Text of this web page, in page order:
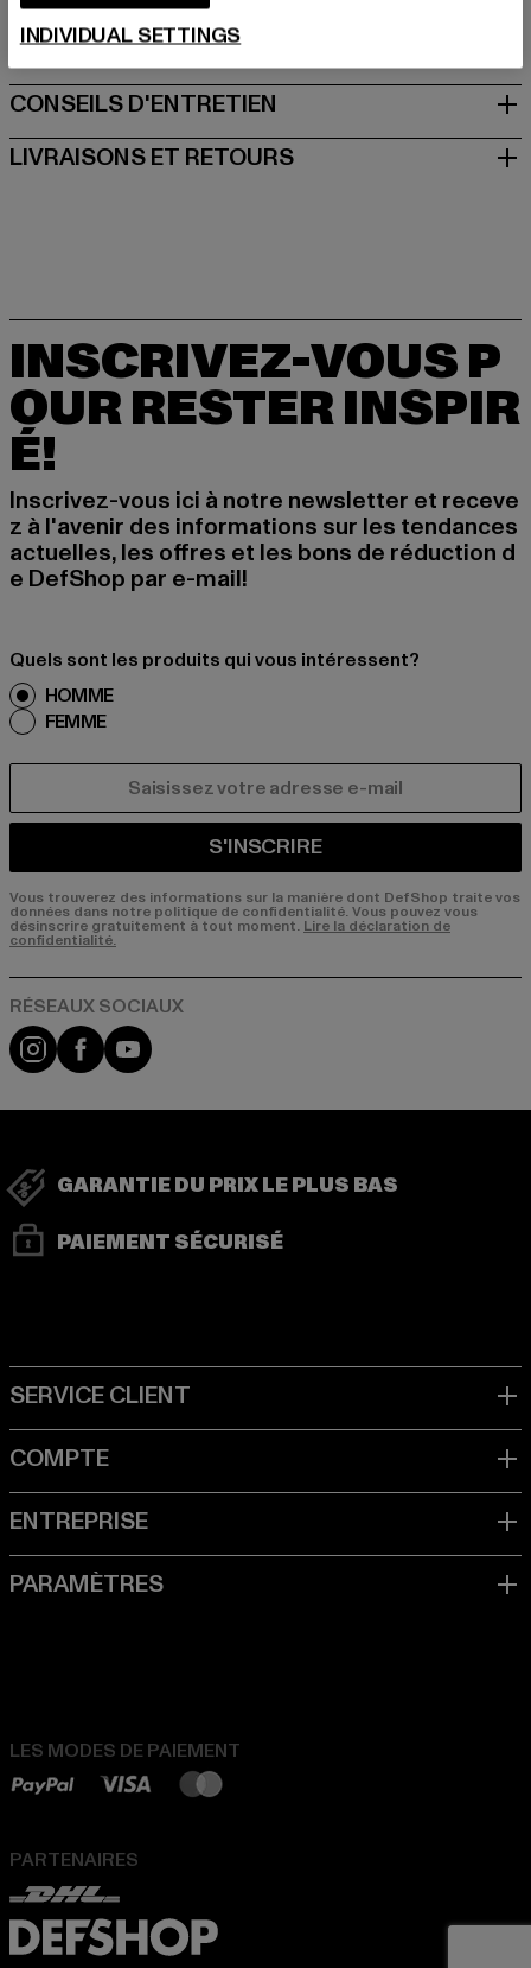
TAILLE
CONSEILS D'ENTRETIEN
LIVRAISONS ET RETOURS
INSCRIVEZ-VOUS P
OUR RESTER INSPIR
É!
Inscrivez-vous ici à notre newsletter et receve
z à l'avenir des informations sur les tendances
actuelles, les offres et les bons de réduction d
e DefShop par e-mail!
Quels sont les produits qui vous intéressent?
HOMME
FEMME
S'INSCRIRE
Vous trouverez des informations sur la manière dont DefShop traite vos
données dans notre politique de confidentialité. Vous pouvez vous
désinscrire gratuitement à tout moment. Lire la déclaration de
confidentialité.
Visit our Instagram page:
Visit our Facebook page:
Visit our YouTube channel:
GARANTIE DU PRIX LE PLUS BAS
PAIEMENT SÉCURISÉ
LES MODES DE PAIEMENT
PARTENAIRES
INDIVIDUAL SETTINGS